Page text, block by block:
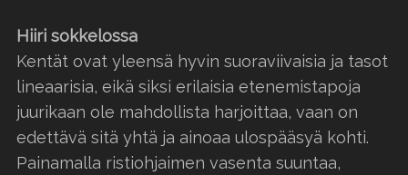
Hiiri sokkelossa
Kentät ovat yleensä hyvin suoraviivaisia ja tasot
lineaarisia, eikä siksi erilaisia etenemistapoja
juurikaan ole mahdollista harjoittaa, vaan on
edettävä sitä yhtä ja ainoaa ulospääsyä kohti.
Painamalla ristiohjaimen vasenta suuntaa,